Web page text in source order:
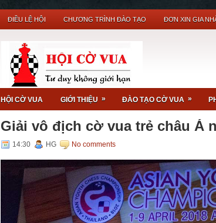
ĐIỀU LỆ HỘI CHƯƠNG TRÌNH ĐÀO TẠO ĐƠN XIN GIA
HỘI CỜ VUA GIỚI THIỆU » ĐÀO TẠO CỜ VUA »
Giải vô địch cờ vua trẻ châu Á
14:30 HG No comments